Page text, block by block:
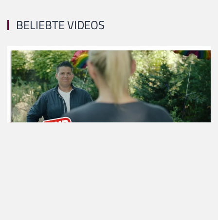
BELIEBTE VIDEOS
ansehen